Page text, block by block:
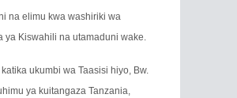
na elimu kwa washiriki wa
Kiswahili na utamaduni wake.
ukumbi wa Taasisi hiyo, Bw.
ya kuitangaza Tanzania,